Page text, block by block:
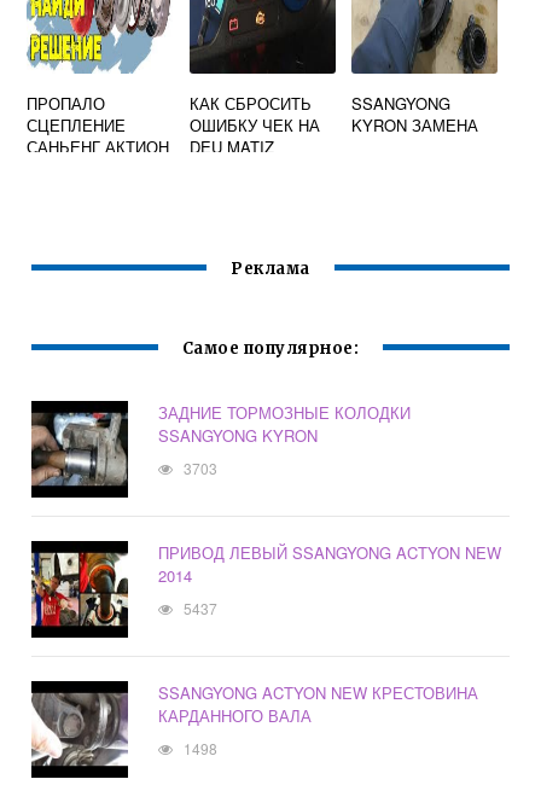
ПРОПАЛО
СЦЕПЛЕНИЕ
САНЬЕНГ АКТИОН
КАК СБРОСИТЬ
ОШИБКУ ЧЕК НА
DEU MATIZ
SSANGYONG
KYRON ЗАМЕНА
Реклама
Самое популярное:
ЗАДНИЕ ТОРМОЗНЫЕ КОЛОДКИ
SSANGYONG KYRON
3703
ПРИВОД ЛЕВЫЙ SSANGYONG ACTYON NEW
2014
5437
SSANGYONG ACTYON NEW КРЕСТОВИНА
КАРДАННОГО ВАЛА
1498